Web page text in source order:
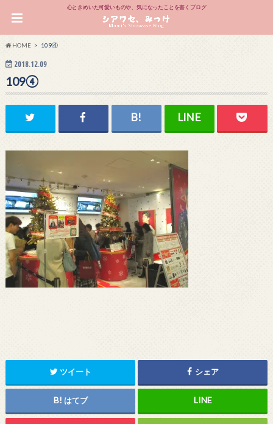
心ときめいた可愛いものや、気になったことを書くブログ
HOME 109④
2018.12.09
109④
ツイート シェア
はてブ